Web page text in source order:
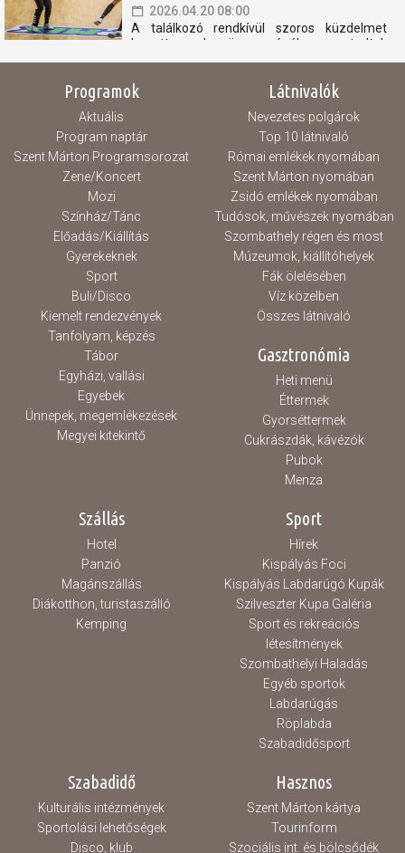
2026.04.20 08:00
A találkozó rendkívül szoros küzdelmet
hozott, azonban összességében nem tudtuk
nagy részében kapkodó játék jellemezte
és eladott labdához vezetett. Ezek a hibák
különösen a...
Programok
Aktuális
Program naptár
Szent Márton Programsorozat
Zene/Koncert
Mozi
Színház/Tánc
Előadás/Kiállítás
Gyerekeknek
Sport
Buli/Disco
Kiemelt rendezvények
Tanfolyam, képzés
Tábor
Egyházi, vallási
Egyebek
Ünnepek, megemlékezések
Megyei kitekintő
Látnivalók
Nevezetes polgárok
Top 10 látnivaló
Római emlékek nyomában
Szent Márton nyomában
Zsidó emlékek nyomában
Tudósok, művészek nyomában
Szombathely régen és most
Múzeumok, kiállítóhelyek
Fák ölelésében
Víz közelben
Összes látnivaló
Gasztronómia
Heti menü
Éttermek
Gyorséttermek
Cukrászdák, kávézók
Pubok
Menza
Szállás
Hotel
Panzió
Magánszállás
Diákotthon, turistaszálló
Kemping
Sport
Hírek
Kispályás Foci
Kispályás Labdarúgó Kupák
Szilveszter Kupa Galéria
Sport és rekreációs
létesítmények
Szombathelyi Haladás
Egyéb sportok
Labdarúgás
Röplabda
Szabadidősport
Szabadidő
Kulturális intézmények
Sportolási lehetőségek
Disco, klub
Hasznos
Szent Márton kártya
Tourinform
Szociális int. és bölcsődék